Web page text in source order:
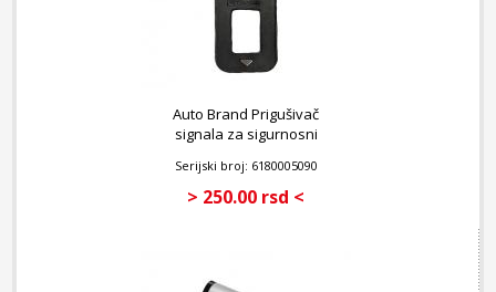
Auto Brand Prigušivač
signala za sigurnosni
Serijski broj: 6180005090
> 250.00 rsd <